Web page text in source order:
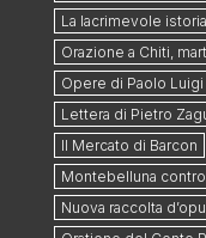
La lacrimevole
Orazione a Chiti,
Opere di Paolo Luigi
Lettera di Pietro
Il Mercato di Barcon
Montebelluna
Nuova raccolta